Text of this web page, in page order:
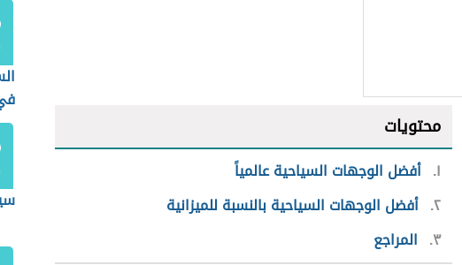
محتويات
١ أفضل الوجهات السياحية عالمياً
٢ أفضل الوجهات السياحية بالنسبة للميزانية
٣ المراجع